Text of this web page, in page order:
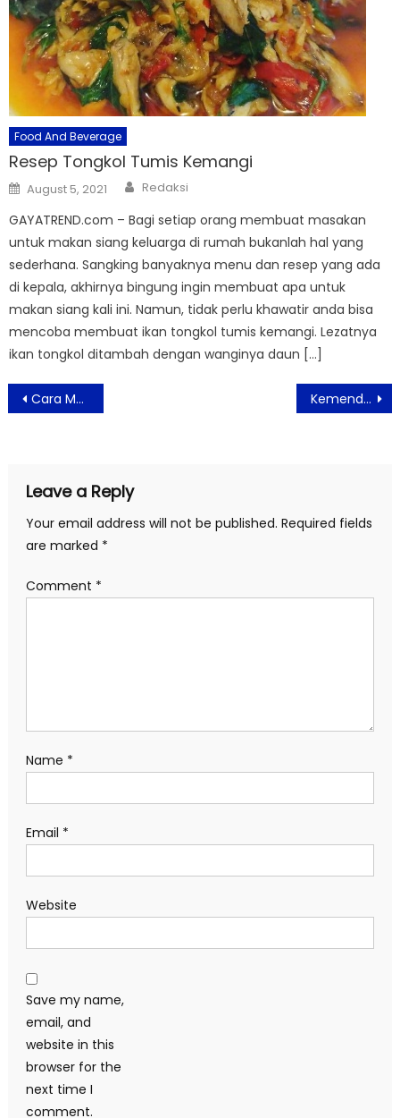
Food And Beverage
Resep Tongkol Tumis Kemangi
Posted
on
August 5, 2021 Author
Redaksi
GAYATREND.com – Bagi setiap orang membuat masakan
untuk makan siang keluarga di rumah bukanlah hal yang
sederhana. Sangking banyaknya menu dan resep yang ada
di kepala, akhirnya bingung ingin membuat apa untuk
makan siang kali ini. Namun, tidak perlu khawatir anda bisa
mencoba membuat ikan tongkol tumis kemangi. Lezatnya
ikan tongkol ditambah dengan wanginya daun […]
Post
navigation
Cara Menggunakan Google Assistant Tanpa Membuka Kunci Ponsel Kemendag Akan Mengatur Regulasi Diskon e-Commerce
Leave a Reply
Your email address will not be published. Required fields
are marked *
Comment *
Name *
Email *
Website
Save my name,
email, and
website in this
browser for the
next time I
comment.